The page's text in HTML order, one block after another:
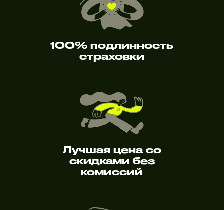
100% подлинность
страховки
Лучшая цена со
скидками без
комиссий